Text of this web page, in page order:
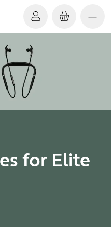
for Elite